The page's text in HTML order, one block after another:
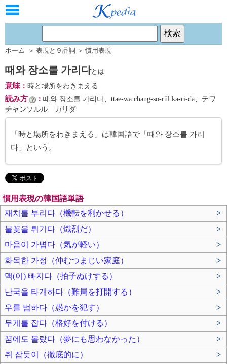
ホーム ＞ 表現と９品詞 ＞ 慣用表現
때와 장소를 가리다とは
意味： 時と場所をわきまえる
読み方 ： 때와 장소를 가리다、ttae-wa chang-so-rŭl ka-ri-da、テワ
チャンソルル カリダ
「時と場所をわきまえる」は韓国語で「때와 장소를 가리
다」という。
慣用表現の韓国語単語
재치를 부리다（機転を利かせる）
>
불꽃을 튀기다（熾烈だ）
>
마음이 가볍다（気が軽い）
>
화목한 가정（仲むつまじい家庭）
>
맥(이) 빠지다（拍子ぬけする）
>
난국을 타개하다（難局を打開する）
>
우를 범하다（愚かを犯す）
>
무게를 잡다（格好を付ける）
>
꿈에도 몰랐다（夢にも思わなかった）
>
쥐 잡듯이（徹底的に）
>